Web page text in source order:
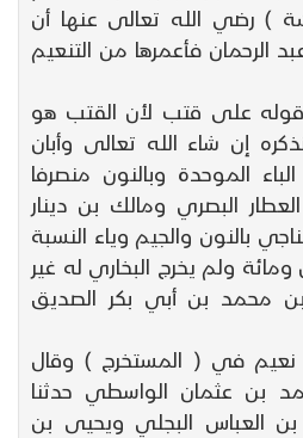
) رضي الله تعالى عنها أن
الرحمان فأعمرها من التنعيم
على قتب لأن القتب هو
إن شاء الله تعالى وأبان
الموحدة وبالنون منصرفا
البصري ومالك بن دينار
بالنون والجيم وياء النسبة
ولم يخرج البخاري له غير
محمد بن أبي بكر الصديق
نعيم في ( المستخرج ) وقال
بن عثمان الواسطي حدثنا
العباس البجلي ويحيى بن